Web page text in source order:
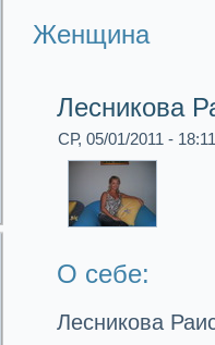
Женщина
Лесникова
СР, 05/01/2011 - 18:11
О себе:
Лесникова